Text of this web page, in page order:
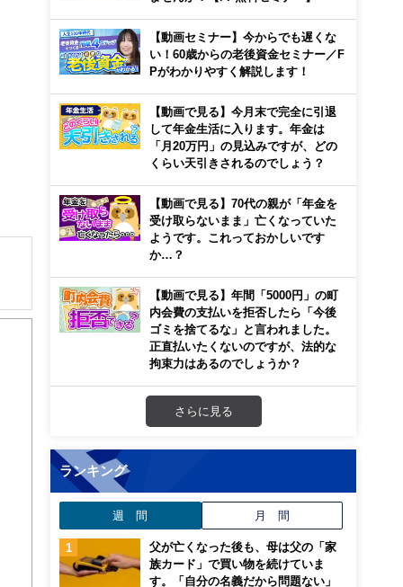
宅
【動画セミナー】今からでも遅くな
い！60歳からの老後資金セミナー／F
Pがわかりやすく解説します！
【動画で見る】今月末で完全に引退
して年金生活に入ります。年金は
「月20万円」の見込みですが、どの
くらい天引きされるのでしょう？
【動画で見る】70代の親が「年金を
受け取らないまま」亡くなっていた
ようです。これっておかしいです
か…？
【動画で見る】年間「5000円」の町
内会費の支払いを拒否したら「今後
ゴミを捨てるな」と言われました。
正直払いたくないのですが、法的な
拘束力はあるのでしょうか？
さらに見る
ランキング
週 間 月 間
父が亡くなった後も、母は父の「家
族カード」で買い物を続けていま
す。「自分の名義だから問題ない」